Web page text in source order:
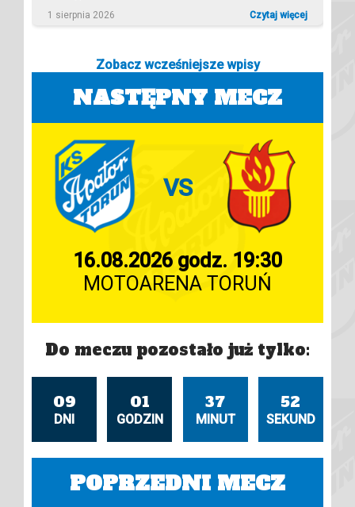
1 sierpnia 2026 Czytaj więcej
Zobacz wcześniejsze wpisy
NASTĘPNY MECZ
VS
16.08.2026 godz. 19:30
MOTOARENA TORUŃ
Do meczu pozostało już tylko:
09
DNI
01
GODZIN
37
MINUT
50
SEKUND
POPRZEDNI MECZ